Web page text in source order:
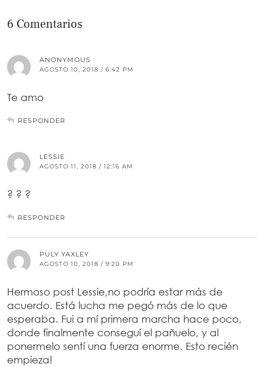
6 Comentarios
ANONYMOUS
AGOSTO 10, 2018 / 6:42 PM
Te amo
RESPONDER
LESSIE
AGOSTO 11, 2018 / 12:16 AM
? ? ?
RESPONDER
PULY YAXLEY
AGOSTO 10, 2018 / 9:20 PM
Hermoso post Lessie,no podría estar más de
acuerdo. Está lucha me pegó más de lo que
esperaba. Fui a mí primera marcha hace poco,
donde finalmente conseguí el pañuelo, y al
ponermelo sentí una fuerza enorme. Esto recién
empieza!